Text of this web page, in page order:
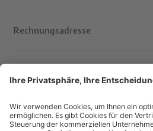
Rechnungsadresse